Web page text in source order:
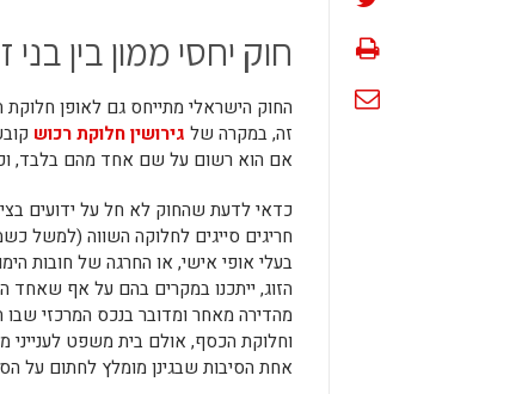
חוק יחסי ממון בין בני
זה, במקרה של גירושין חלוקת רכוש
אם הוא רשום על שם אחד מהם בלבד, וכל
כדאי לדעת שהחוק לא חל על ידועים
חריגים סייגים לחלוקה השווה (למשל
בעלי אופי אישי, או החרגה של חובות
הזוג, ייתכנו במקרים בהם על אף שאחד
מהדירה מאחר ומדובר בנכס המרכזי
וחלוקת הכסף, אולם בית משפט לענייני
אחת הסיבות שבגינן מומלץ לחתום על